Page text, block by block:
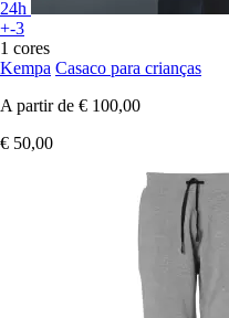
24h
+-3
1 cores
Kempa Casaco para crianças
A partir de € 100,00
€ 50,00